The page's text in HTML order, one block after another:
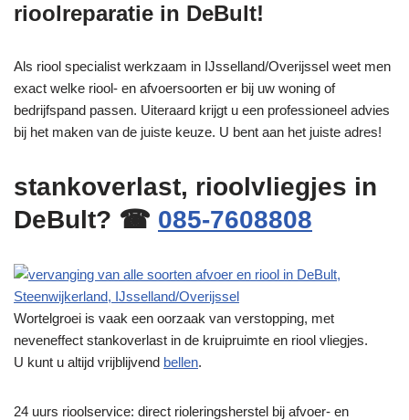
rioolreparatie in DeBult!
Als riool specialist werkzaam in IJsselland/Overijssel weet men
exact welke riool- en afvoersoorten er bij uw woning of
bedrijfspand passen. Uiteraard krijgt u een professioneel advies
bij het maken van de juiste keuze. U bent aan het juiste adres!
stankoverlast, rioolvliegjes in
DeBult? ☎ 085-7608808
Wortelgroei is vaak een oorzaak van verstopping, met
neveneffect stankoverlast in de kruipruimte en riool vliegjes.
U kunt u altijd vrijblijvend bellen.
24 uurs rioolservice: direct rioleringsherstel bij afvoer- en